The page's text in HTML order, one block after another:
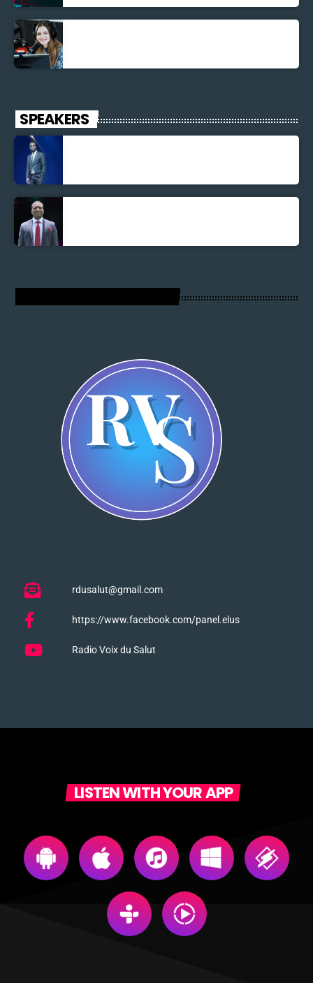
SPEAKERS
rdusalut@gmail.com
https://www.facebook.com/panel.elus
Radio Voix du Salut
LISTEN WITH YOUR APP